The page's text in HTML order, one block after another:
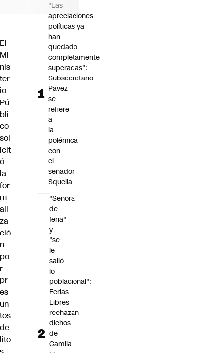
El
Mi
nis
ter
io
Pú
bli
co
sol
icit
ó
la
for
m
ali
za
ció
n
po
r
pr
es
un
tos
de
lito
"Las
apreciaciones
políticas ya
han
quedado
completamente
superadas":
Subsecretario
Pavez
se
refiere
a
la
polémica
con
el
senador
Squella
"Señora
de
feria"
y
"se
le
salió
lo
poblacional":
Ferias
Libres
rechazan
dichos
de
Camila